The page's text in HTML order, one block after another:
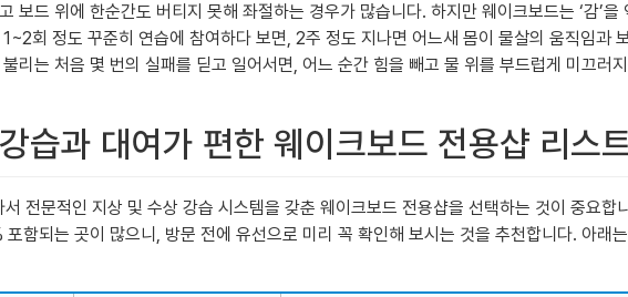
보드 위에 한순간도 버티지 못해 좌절하는 경우가 많습니다. 하지만 웨이크보드는 ‘감’
회 정도 꾸준히 연습에 참여하다 보면, 2주 정도 지나면 어느새 몸이 물살의 움직임과
리는 처음 몇 번의 실패를 딛고 일어서면, 어느 순간 힘을 빼고 물 위를 부드럽게 미끄러
습과 대여가 편한 웨이크보드 전용샵 리스
전문적인 지상 및 수상 강습 시스템을 갖춘 웨이크보드 전용샵을 선택하는 것이 중요합
함되는 곳이 많으니, 방문 전에 유선으로 미리 꼭 확인해 보시는 것을 추천합니다. 아래